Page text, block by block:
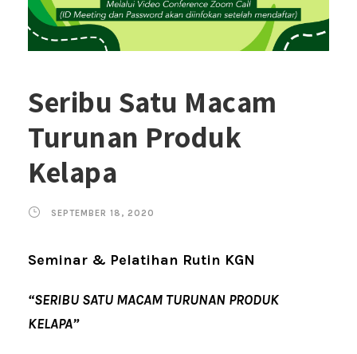
Seribu Satu Macam
Turunan Produk
Kelapa
SEPTEMBER 18, 2020
Seminar & Pelatihan Rutin KGN
“SERIBU SATU MACAM TURUNAN PRODUK
KELAPA”